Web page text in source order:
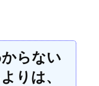
らない
りは、